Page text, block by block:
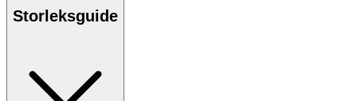
Storleksguide